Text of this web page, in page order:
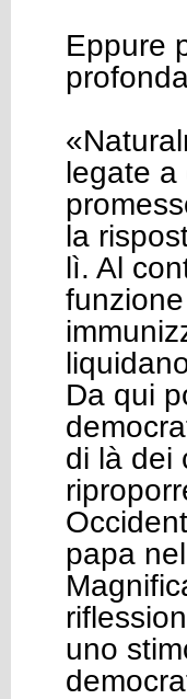
Eppure
legate a
la
lì. Al
Da qui
di là dei
papa
uno